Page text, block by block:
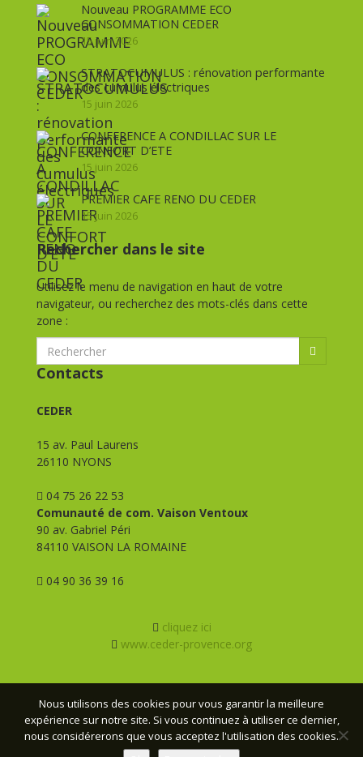
Nous utilisons des cookies pour vous garantir la meilleure
expérience sur notre site. Si vous continuez à utiliser ce dernier,
nous considérerons que vous acceptez l'utilisation des cookies.
Nouveau PROGRAMME ECO
CONSOMMATION CEDER
15 juin 2026
STRATOCUMULUS : rénovation performante
des cumulus électriques
15 juin 2026
CONFERENCE A CONDILLAC SUR LE
CONFORT D’ETE
15 juin 2026
PREMIER CAFE RENO DU CEDER
15 juin 2026
Rechercher dans le site
Utilisez le menu de navigation en haut de votre
navigateur, ou recherchez des mots-clés dans cette
zone :
Contacts
CEDER
15 av. Paul Laurens
26110 NYONS
04 75 26 22 53
Comunauté de com. Vaison Ventoux
90 av. Gabriel Péri
84110 VAISON LA ROMAINE
04 90 36 39 16
cliquez ici
www.ceder-provence.org
© CEDER Provence - 2026 - Tous droits réservés -Mentions
légales- Conception :Webmas